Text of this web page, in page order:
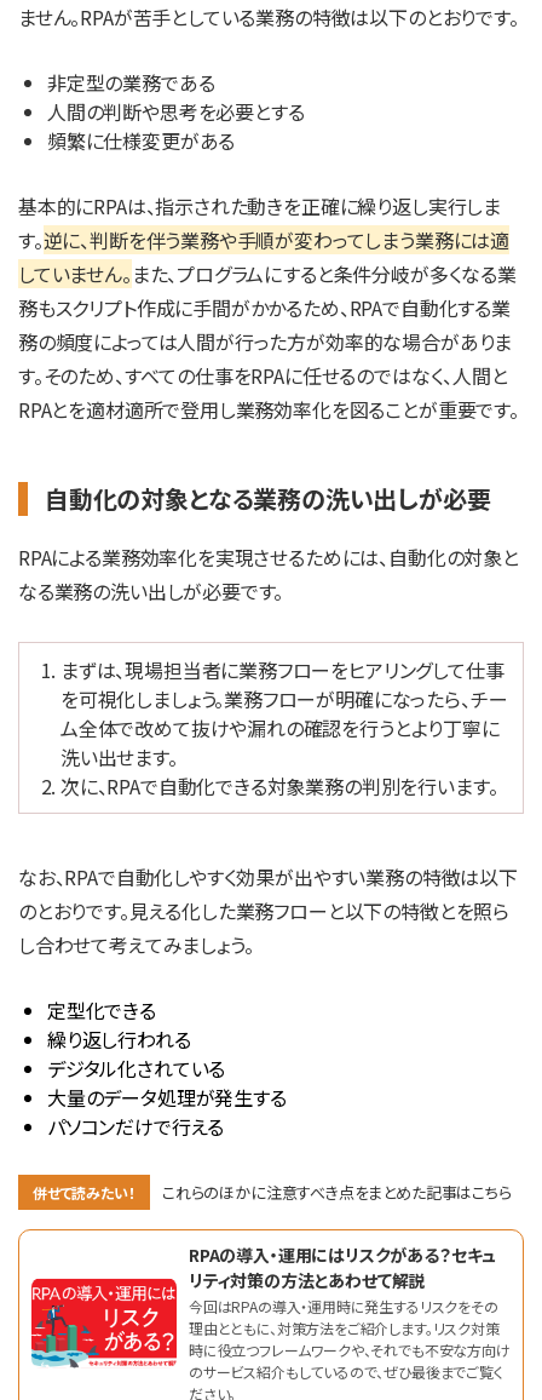
ません。RPAが苦手としている業務の特徴は以下のとおりです。
非定型の業務である
人間の判断や思考を必要とする
頻繁に仕様変更がある
基本的にRPAは、指示された動きを正確に繰り返し実行しま
す。逆に、判断を伴う業務や手順が変わってしまう業務には適
していません。 また、プログラムにすると条件分岐が多くなる業
務もスクリプト作成に手間がかかるため、RPAで自動化する業
務の頻度によっては人間が行った方が効率的な場合がありま
す。そのため、すべての仕事をRPAに任せるのではなく、人間と
RPAとを適材適所で登用し業務効率化を図ることが重要です。
自動化の対象となる業務の洗い出しが必要
RPAによる業務効率化を実現させるためには、自動化の対象と
なる業務の洗い出しが必要です。
まずは、現場担当者に業務フローをヒアリングして仕事
を可視化しましょう。業務フローが明確になったら、チー
ム全体で改めて抜けや漏れの確認を行うとより丁寧に
洗い出せます。
次に、RPAで自動化できる対象業務の判別を行います。
なお、RPAで自動化しやすく効果が出やすい業務の特徴は以下
のとおりです。見える化した業務フローと以下の特徴とを照ら
し合わせて考えてみましょう。
定型化できる
繰り返し行われる
デジタル化されている
大量のデータ処理が発生する
パソコンだけで行える
併せて読みたい！ これらのほかに注意すべき点をまとめた記事はこちら
RPAの導入・運用にはリスクがある？セキュ
リティ対策の方法とあわせて解説
今回はRPAの導入・運用時に発生するリスクをその
理由とともに、対策方法をご紹介します。リスク対策
時に役立つフレームワークや、それでも不安な方向け
のサービス紹介もしているので、ぜひ最後までご覧く
ださい。